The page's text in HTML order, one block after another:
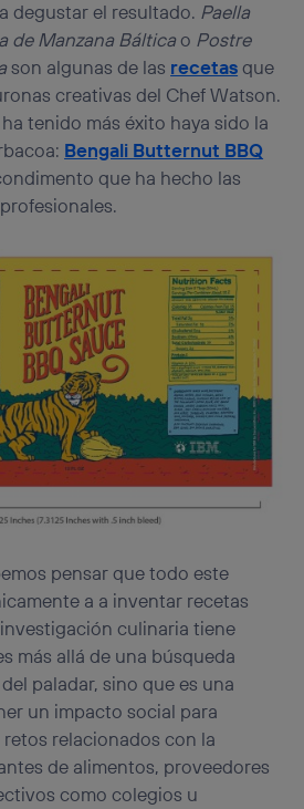
degustar el resultado. Paella
de Manzana Bálticao Postre
son algunas de las recetasque
creativas del Chef Watson.
tenido más éxito haya sido la
Bengali Butternut BBQ
que ha hecho las
pensar que todo este
a a inventar recetas
culinaria tiene
más allá de una búsqueda
paladar, sino que es una
un impacto social para
relacionados con la
de alimentos, proveedores
como colegios u